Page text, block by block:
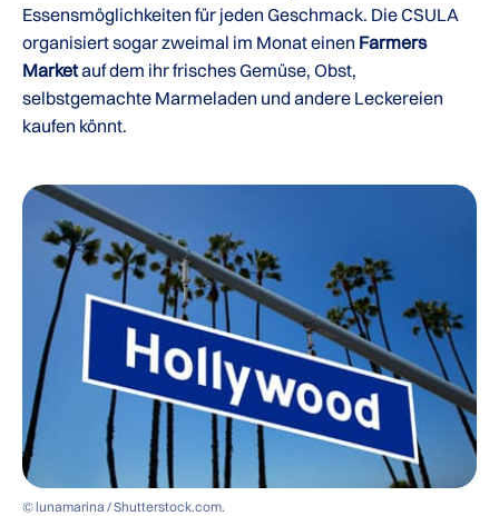
Essensmöglichkeiten für jeden Geschmack. Die CSULA
organisiert sogar zweimal im Monat einen Farmers
Marketauf dem ihr frisches Gemüse, Obst,
selbstgemachte Marmeladen und andere Leckereien
kaufen könnt.
© lunamarina / Shutterstock.com.